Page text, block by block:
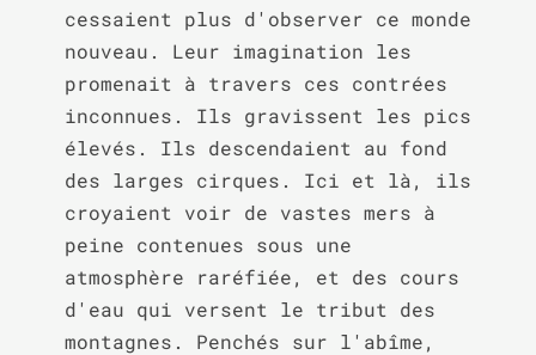
cessaient plus d'observer ce monde
nouveau. Leur imagination les
promenait à travers ces contrées
inconnues. Ils gravissent les pics
élevés. Ils descendaient au fond
des larges cirques. Ici et là, ils
croyaient voir de vastes mers à
peine contenues sous une
atmosphère raréfiée, et des cours
d'eau qui versent le tribut des
montagnes. Penchés sur l'abîme,